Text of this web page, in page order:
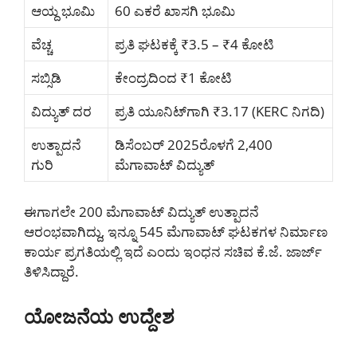
ಆಯ್ದ ಭೂಮಿ
60 ಎಕರೆ ಖಾಸಗಿ ಭೂಮಿ
ವೆಚ್ಚ
ಪ್ರತಿ ಘಟಕಕ್ಕೆ ₹3.5 – ₹4 ಕೋಟಿ
ಸಬ್ಸಿಡಿ
ಕೇಂದ್ರದಿಂದ ₹1 ಕೋಟಿ
ವಿದ್ಯುತ್ ದರ
ಪ್ರತಿ ಯೂನಿಟ್‌ಗಾಗಿ ₹3.17 (KERC ನಿಗದಿ)
ಉತ್ಪಾದನೆ
ಗುರಿ
ಡಿಸೆಂಬರ್ 2025ರೊಳಗೆ 2,400
ಮೆಗಾವಾಟ್ ವಿದ್ಯುತ್
ಈಗಾಗಲೇ 200 ಮೆಗಾವಾಟ್ ವಿದ್ಯುತ್‌ ಉತ್ಪಾದನೆ
ಆರಂಭವಾಗಿದ್ದು, ಇನ್ನೂ 545 ಮೆಗಾವಾಟ್ ಘಟಕಗಳ ನಿರ್ಮಾಣ
ಕಾರ್ಯ ಪ್ರಗತಿಯಲ್ಲಿ ಇದೆ ಎಂದು ಇಂಧನ ಸಚಿವ ಕೆ.ಜೆ. ಜಾರ್ಜ್
ತಿಳಿಸಿದ್ದಾರೆ.
ಯೋಜನೆಯ ಉದ್ದೇಶ